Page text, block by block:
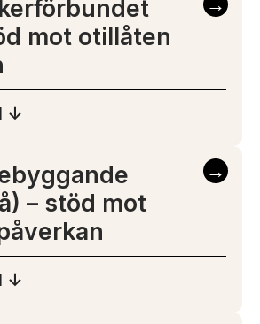
mot otillåten
↓
– stöd mot
→
↓